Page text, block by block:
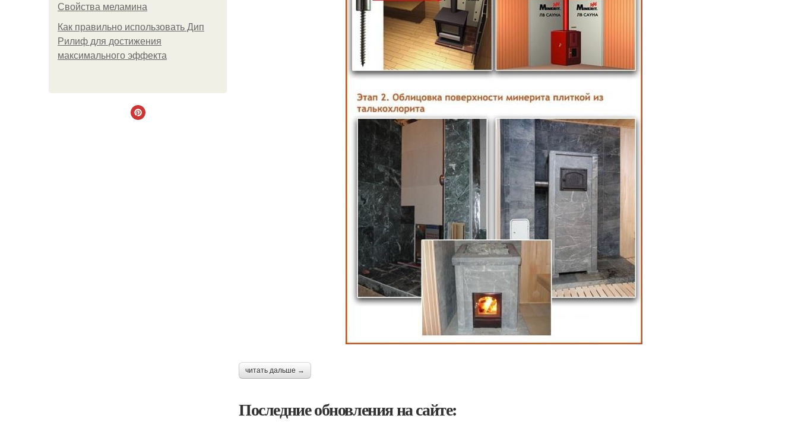
Свойства меламина
Как правильно использовать Дип
Рилиф для достижения
максимального эффекта
читать дальше →
Последние обновления на сайте: